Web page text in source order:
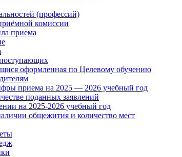
(профессий)
комиссии
приема
оформленная по Целевому обучению
приема на 2025 — 2026 учебный год
поданных заявлений
на 2025-2026 учебный год
общежития и количество мест